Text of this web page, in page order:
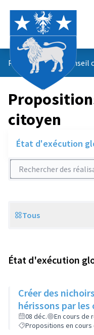
Propositions du conseil
citoyen
État d'exécution
Rechercher des
Scope
Tous
État d'exécution
Créer des
hérissons par
08 déc.
En cours de
Propositions en cours